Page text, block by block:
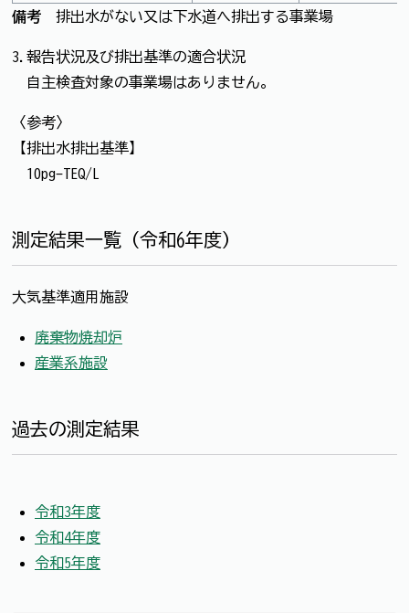
備考 排出水がない又は下水道へ排出する事業場
3.報告状況及び排出基準の適合状況
自主検査対象の事業場はありません。
〈参考〉
【排出水排出基準】
10pg-TEQ/L
測定結果一覧（令和6年度）
大気基準適用施設
廃棄物焼却炉
産業系施設
過去の測定結果
令和3年度
令和4年度
令和5年度